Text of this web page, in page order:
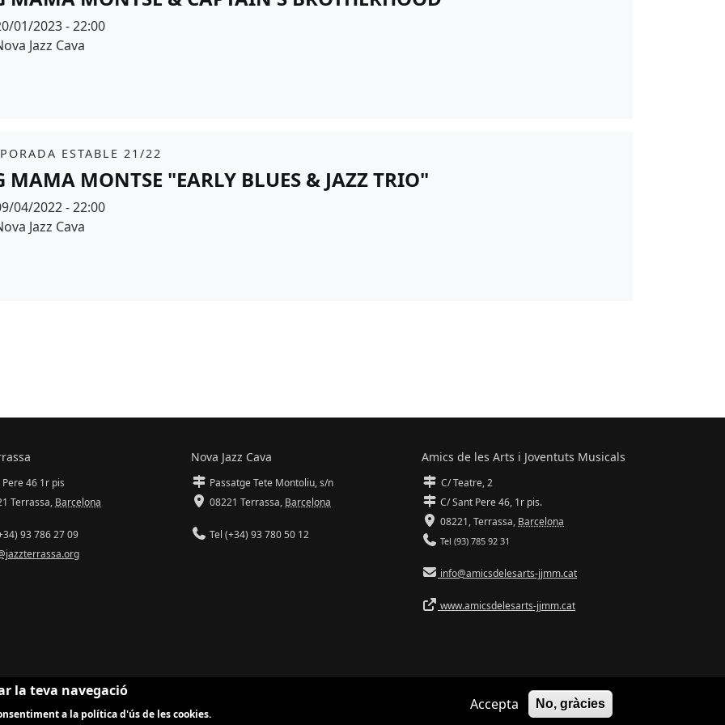
01/2023 - 22:00
Jazz Cava
ESTABLE 21/22
MAMA MONTSE "EARLY BLUES & JAZZ TRIO"
04/2022 - 22:00
Jazz Cava
Pere 46 1r pis
Terrassa, Barcelona
93 786 27 09
Nova Jazz Cava
Passatge Tete Montoliu, s/n
08221 Terrassa, Barcelona
Tel (+34) 93 780 50 12
Amics de les Arts i Joventuts Musicals
C/ Teatre, 2
C/ Sant Pere 46, 1r pis.
08221,Terrassa, Barcelona
Tel (93) 785 92 31
info@amicsdelesarts-jjmm.cat
www.amicsdelesarts-jjmm.cat
Drupal perCommunia | Hosting d'
la teva navegació
a la política d'ús de les cookies.
Accepta No, gràcies